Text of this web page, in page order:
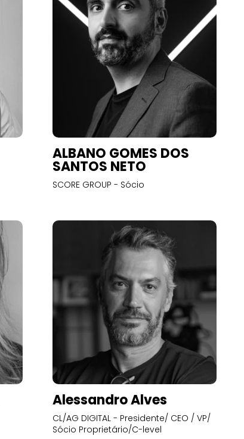
ALBANO GOMES DOS
SANTOS NETO
SCORE GROUP - Sócio
Alessandro Alves
CL/AG DIGITAL - Presidente/ CEO / VP/
Sócio Proprietário/C-level